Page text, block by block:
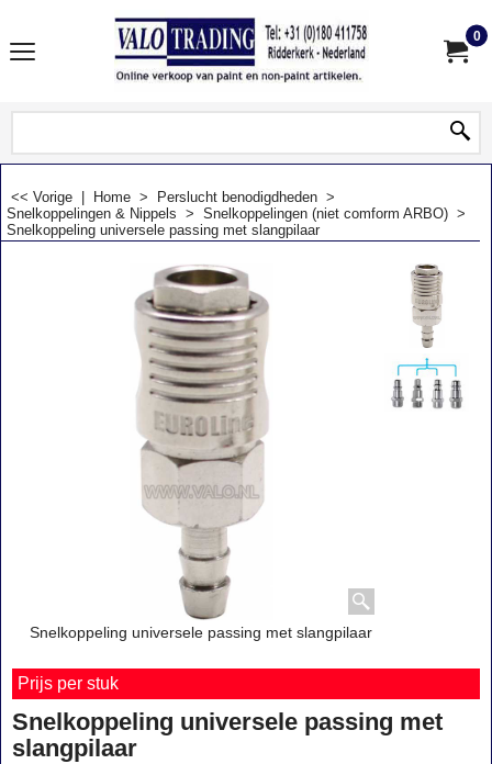
0
<< Vorige Home > Perslucht benodigdheden >
Snelkoppelingen & Nippels > Snelkoppelingen (niet comform ARBO) >
Snelkoppeling universele passing met slangpilaar
Snelkoppeling universele passing met slangpilaar
Prijs per stuk
Snelkoppeling universele passing met
slangpilaar